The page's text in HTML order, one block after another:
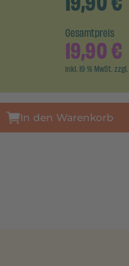
Gesamtpreis
19,90€
inkl. 19 % MwSt. zzgl.
In den Warenkorb